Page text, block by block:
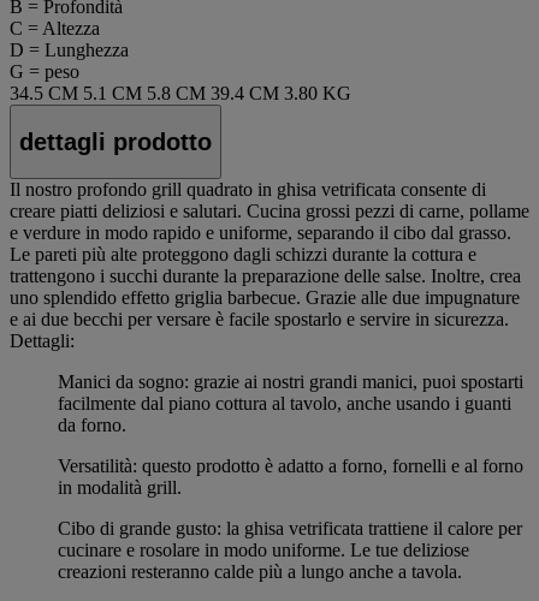
B = Profondità
C = Altezza
D = Lunghezza
G = peso
34.5 CM 5.1 CM 5.8 CM 39.4 CM 3.80 KG
dettagli prodotto
Il nostro profondo grill quadrato in ghisa vetrificata consente di
creare piatti deliziosi e salutari. Cucina grossi pezzi di carne, pollame
e verdure in modo rapido e uniforme, separando il cibo dal grasso.
Le pareti più alte proteggono dagli schizzi durante la cottura e
trattengono i succhi durante la preparazione delle salse. Inoltre, crea
uno splendido effetto griglia barbecue. Grazie alle due impugnature
e ai due becchi per versare è facile spostarlo e servire in sicurezza.
Dettagli:
Manici da sogno: grazie ai nostri grandi manici, puoi spostarti
facilmente dal piano cottura al tavolo, anche usando i guanti
da forno.
Versatilità: questo prodotto è adatto a forno, fornelli e al forno
in modalità grill.
Cibo di grande gusto: la ghisa vetrificata trattiene il calore per
cucinare e rosolare in modo uniforme. Le tue deliziose
creazioni resteranno calde più a lungo anche a tavola.